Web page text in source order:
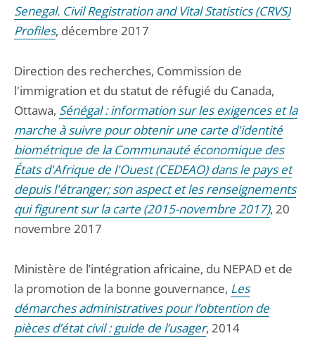
Senegal. Civil Registration and Vital Statistics (CRVS)
Profiles, décembre 2017
Direction des recherches, Commission de
l'immigration et du statut de réfugié du Canada,
Ottawa, Sénégal : information sur les exigences et la
marche à suivre pour obtenir une carte d'identité
biométrique de la Communauté économique des
États d'Afrique de l'Ouest (CEDEAO) dans le pays et
depuis l'étranger; son aspect et les renseignements
qui figurent sur la carte (2015-novembre 2017), 20
novembre 2017
Ministère de l’intégration africaine, du NEPAD et de
la promotion de la bonne gouvernance, Les
démarches administratives pour l’obtention de
pièces d’état civil : guide de l’usager, 2014